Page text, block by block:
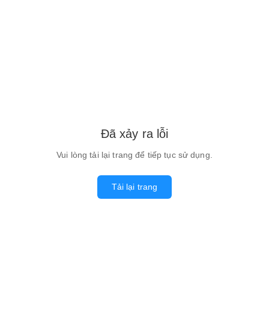
Đã xảy ra lỗi
Vui lòng tải lại trang để tiếp tục sử dụng.
Tải lại trang